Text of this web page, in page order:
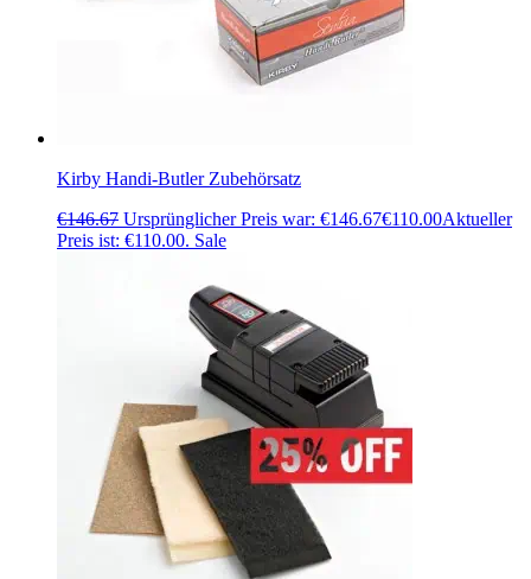
Kirby Handi-Butler Zubehörsatz
€146.67 Ursprünglicher Preis war: €146.67€110.00Aktueller
Preis ist: €110.00. Sale